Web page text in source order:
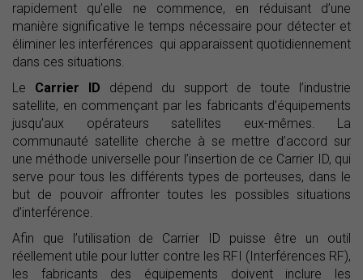
rapidement qu’elle ne commence, en réduisant d’une
manière significative le temps nécessaire pour détecter et
éliminer les interférences qui apparaissent quotidiennement
dans ces situations.
Le Carrier ID dépend du support de toute l’industrie
satellite, en commençant par les fabricants d’équipements
jusqu’aux opérateurs satellites eux-mêmes. La
communauté satellite cherche à se mettre d’accord sur
une méthode universelle pour l’insertion de ce Carrier ID, qui
serve pour tous les différents types de porteuses, dans le
but de pouvoir affronter toutes les possibles situations
d’interférence.
Afin que l’utilisation de Carrier ID puisse être un outil
réellement utile pour lutter contre les RFI (Interférences RF),
les fabricants des équipements doivent inclure les